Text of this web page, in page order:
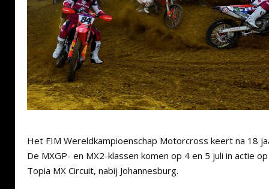
Het FIM Wereldkampioenschap Motorcross keert na 18
De MXGP- en MX2-klassen komen op 4 en 5 juli in actie
Topia MX Circuit, nabij Johannesburg.